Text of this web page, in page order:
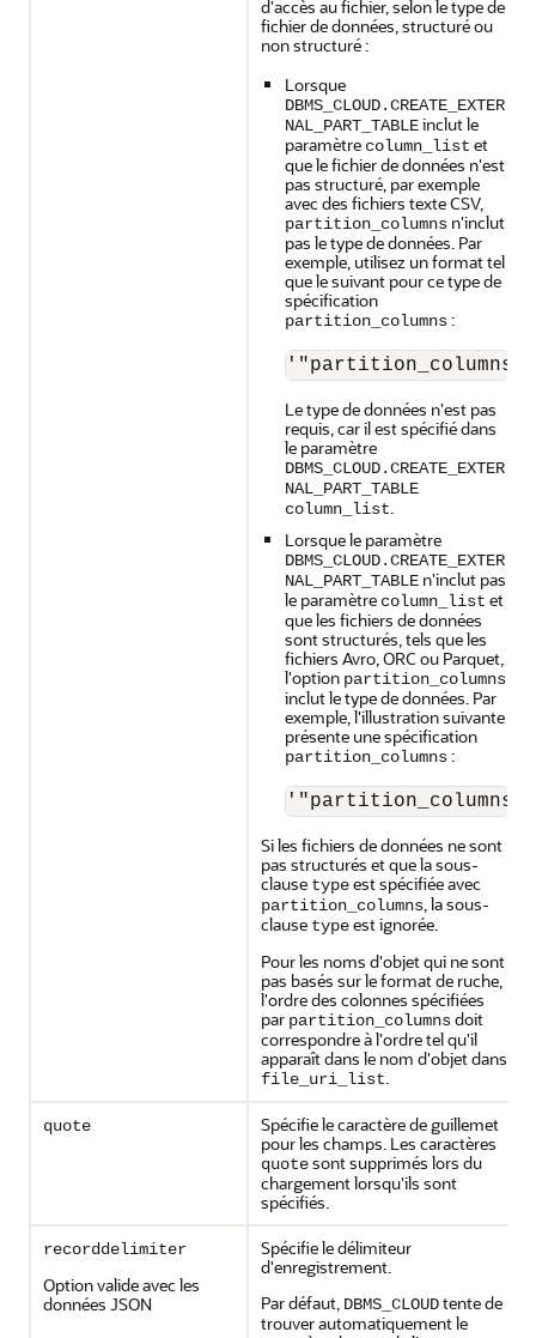
d'accès au fichier, selon le type de
fichier de données, structuré ou
non structuré :
Lorsque
DBMS_CLOUD.CREATE_EXTER
NAL_PART_TABLEinclut le
paramètre column_list et
que le fichier de données n'est
pas structuré, par exemple
avec des fichiers texte CSV,
partition_columns n'inclut
pas le type de données. Par
exemple, utilisez un format tel
que le suivant pour ce type de
spécification
partition_columns:
Le type de données n'est pas
requis, car il est spécifié dans
le paramètre
DBMS_CLOUD.CREATE_EXTER
NAL_PART_TABLE
column_list.
Lorsque le paramètre
DBMS_CLOUD.CREATE_EXTER
NAL_PART_TABLE n'inclut pas
le paramètre column_list et
que les fichiers de données
sont structurés, tels que les
fichiers Avro, ORC ou Parquet,
l'option partition_columns
inclut le type de données. Par
exemple, l'illustration suivante
présente une spécification
partition_columns:
Si les fichiers de données ne sont
pas structurés et que la sous-
clause typeest spécifiée avec
partition_columns, la sous-
clause typeest ignorée.
Pour les noms d'objet qui ne sont
pas basés sur le format de ruche,
l'ordre des colonnes spécifiées
par partition_columnsdoit
correspondre à l'ordre tel qu'il
apparaît dans le nom d'objet dans
file_uri_list.
quote
Spécifie le caractère de guillemet
pour les champs. Les caractères
quotesont supprimés lors du
chargement lorsqu'ils sont
spécifiés.
recorddelimiter
Option valide avec les
données JSON
Spécifie le délimiteur
d'enregistrement.
Par défaut, DBMS_CLOUDtente de
trouver automatiquement le